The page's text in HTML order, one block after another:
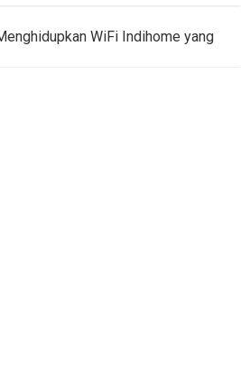
WiFi Indihome yang